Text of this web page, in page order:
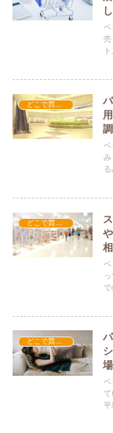
ベ
売
ベ
み
ベ
で
ベ
て
平